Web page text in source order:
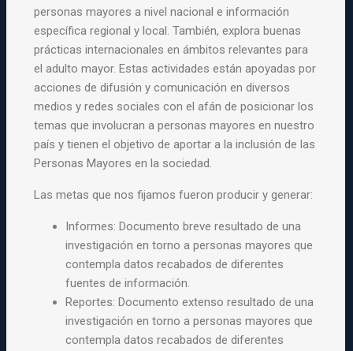
personas mayores a nivel nacional e información
específica regional y local. También, explora buenas
prácticas internacionales en ámbitos relevantes para
el adulto mayor. Estas actividades están apoyadas por
acciones de difusión y comunicación en diversos
medios y redes sociales con el afán de posicionar los
temas que involucran a personas mayores en nuestro
país y tienen el objetivo de aportar a la inclusión de las
Personas Mayores en la sociedad.
Las metas que nos fijamos fueron producir y generar:
Informes: Documento breve resultado de una
investigación en torno a personas mayores que
contempla datos recabados de diferentes
fuentes de información.
Reportes: Documento extenso resultado de una
investigación en torno a personas mayores que
contempla datos recabados de diferentes